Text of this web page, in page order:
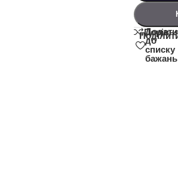
Додати
до
списку
бажань